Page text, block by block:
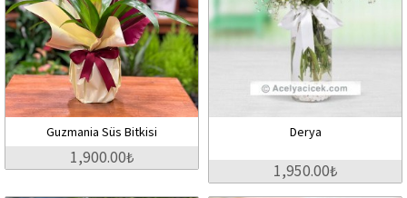
Guzmania Süs Bitkisi
1,900.00₺
Derya
1,950.00₺